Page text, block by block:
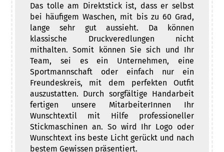
Das tolle am Direktstick ist, dass er selbst
bei häufigem Waschen, mit bis zu 60 Grad,
lange sehr gut aussieht. Da können
klassische Druckveredlungen nicht
mithalten. Somit können Sie sich und Ihr
Team, sei es ein Unternehmen, eine
Sportmannschaft oder einfach nur ein
Freundeskreis, mit dem perfekten Outfit
auszustatten. Durch sorgfältige Handarbeit
fertigen unsere MitarbeiterInnen Ihr
Wunschtextil mit Hilfe professioneller
Stickmaschinen an. So wird Ihr Logo oder
Wunschtext ins beste Licht gerückt und nach
bestem Gewissen präsentiert.